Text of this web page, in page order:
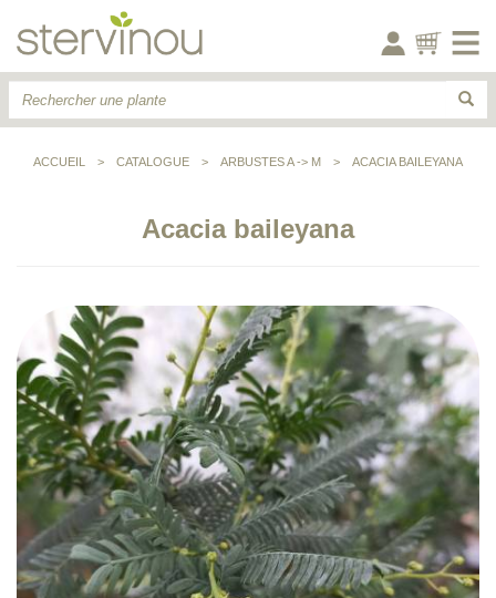
ACCUEIL > CATALOGUE > ARBUSTES A -> M > ACACIA BAILEYANA
Acacia baileyana